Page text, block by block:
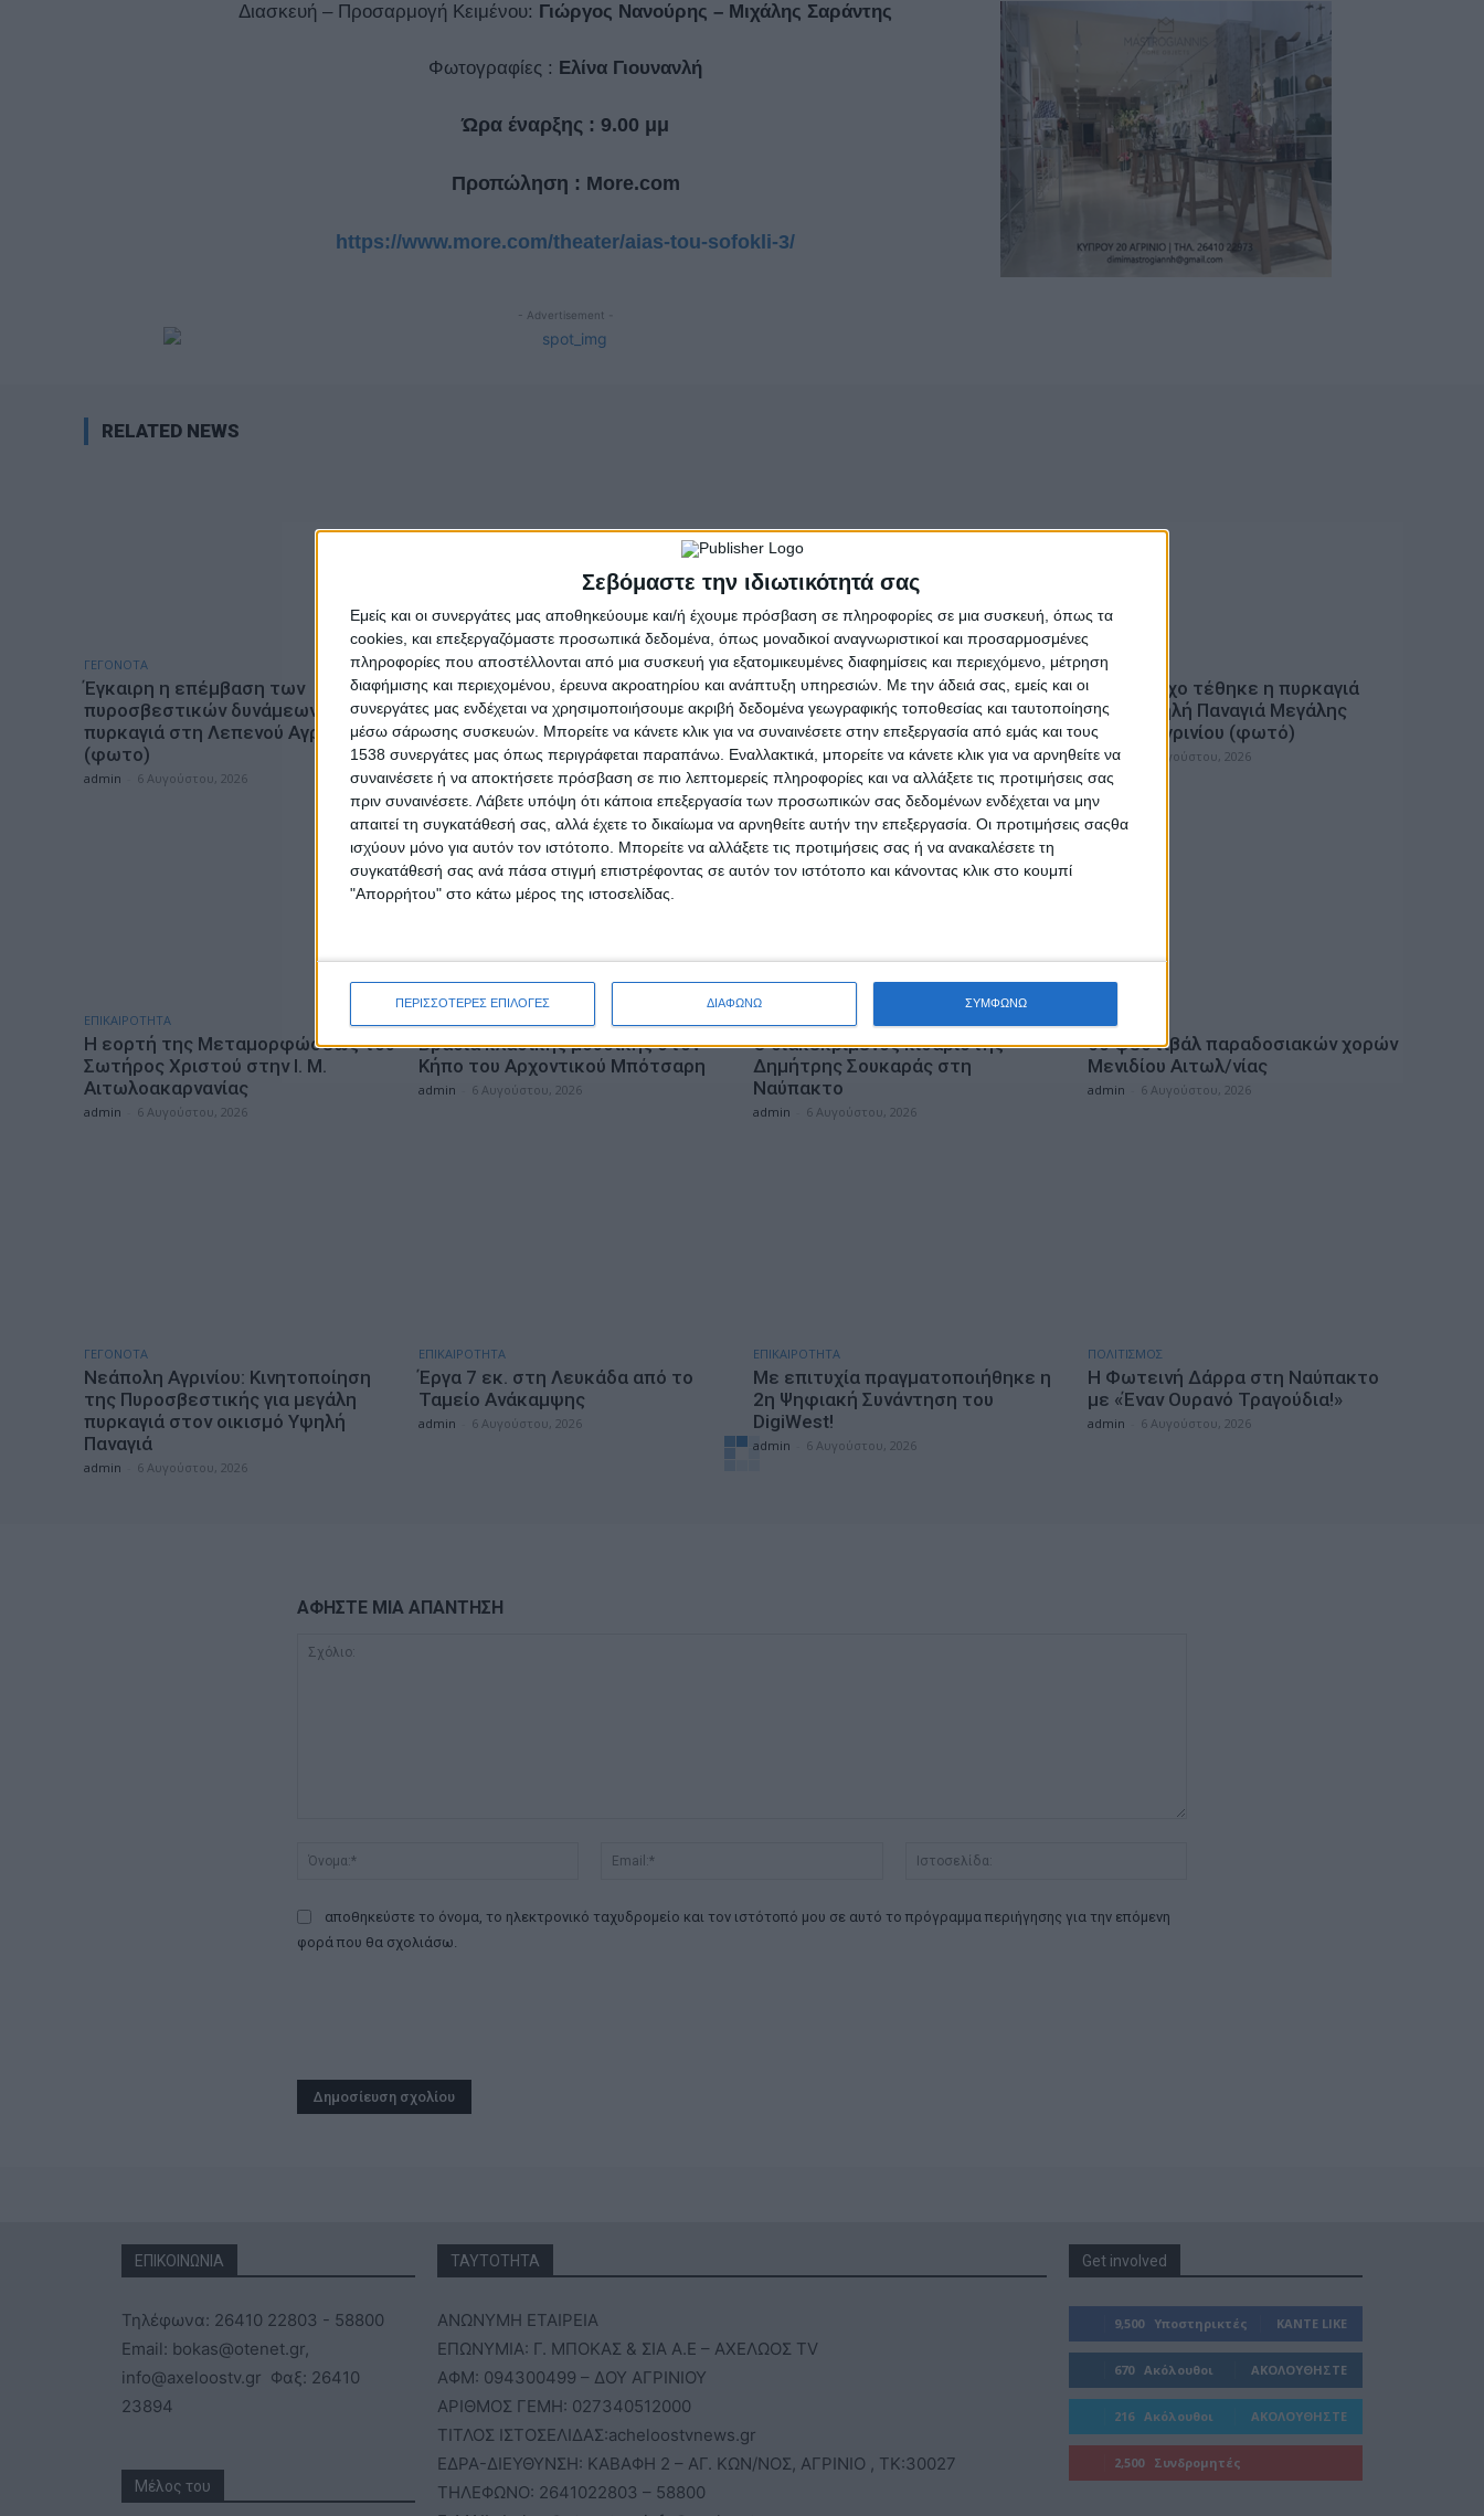
Σεβόμαστε την ιδιωτικότητά σας
Εμείς και οι συνεργάτες μας αποθηκεύουμε και/ή έχουμε πρόσβαση σε πληροφορίες σε μια συσκευή, όπως τα
cookies, και επεξεργαζόμαστε προσωπικά δεδομένα, όπως μοναδικοί αναγνωριστικοί και προσαρμοσμένες
πληροφορίες που αποστέλλονται από μια συσκευή για εξατομικευμένες διαφημίσεις και περιεχόμενο, μέτρηση
διαφήμισης και περιεχομένου, έρευνα ακροατηρίου και ανάπτυξη υπηρεσιών. Με την άδειά σας, εμείς και οι
συνεργάτες μας ενδέχεται να χρησιμοποιήσουμε ακριβή δεδομένα γεωγραφικής τοποθεσίας και ταυτοποίησης
μέσω σάρωσης συσκευών. Μπορείτε να κάνετε κλικ για να συναινέσετε στην επεξεργασία από εμάς και τους
1538 συνεργάτες μας όπως περιγράφεται παραπάνω. Εναλλακτικά, μπορείτε να κάνετε κλικ για να αρνηθείτε να
συναινέσετε ή να αποκτήσετε πρόσβαση σε πιο λεπτομερείς πληροφορίες και να αλλάξετε τις προτιμήσεις σας
πριν συναινέσετε. Λάβετε υπόψη ότι κάποια επεξεργασία των προσωπικών σας δεδομένων ενδέχεται να μην
απαιτεί τη συγκατάθεσή σας, αλλά έχετε το δικαίωμα να αρνηθείτε αυτήν την επεξεργασία. Οι προτιμήσεις σαςθα
ισχύουν μόνο για αυτόν τον ιστότοπο. Μπορείτε να αλλάξετε τις προτιμήσεις σας ή να ανακαλέσετε τη
συγκατάθεσή σας ανά πάσα στιγμή επιστρέφοντας σε αυτόν τον ιστότοπο και κάνοντας κλικ στο κουμπί
"Απορρήτου" στο κάτω μέρος της ιστοσελίδας.
ΠΕΡΙΣΣΟΤΕΡΕΣ ΕΠΙΛΟΓΕΣ ΔΙΑΦΩΝΩ ΣΥΜΦΩΝΩ
Διασκευή – Προσαρμογή Κειμένου: Γιώργος Νανούρης – Μιχάλης Σαράντης
Φωτογραφίες : Ελίνα Γιουνανλή
Ώρα έναρξης : 9.00 μμ
Προπώληση : More.com
https://www.more.com/theater/aias-tou-sofokli-3/
- Advertisement -
RELATED NEWS
ΓΕΓΟΝΟΤΑ
Έγκαιρη η επέμβαση των
πυροσβεστικών δυνάμεων σε
πυρκαγιά στη Λεπενού Αγρινίου
(φωτο)
admin 6 Αυγούστου, 2026
ΟΡΘΟΔΟΞΙΑ
“Το Μήνυμα της Παναγίας” του π.
Δημητρίου Μπόκου
admin - 6 Αυγούστου, 2026
ΠΟΛΙΤΙΚΗ
ΝΙΚΗ: Πάνω από 500 εκατ. ευρώ σε
μισθώσεις εναέριων μέσων
πυρόσβεσης – Γιατί δεν
αποκτήθηκε εθνικός στόλος;
admin - 6 Αυγούστου, 2026
ΓΕΓΟΝΟΤΑ
Υπό έλεγχο τέθηκε η πυρκαγιά
στην Υψηλή Παναγιά Μεγάλης
Χώρας Αγρινίου (φωτό)
admin 6 Αυγούστου, 2026
ΕΠΙΚΑΙΡΟΤΗΤΑ
Η εορτή της Μεταμορφώσεως του
Σωτήρος Χριστού στην Ι. Μ.
Αιτωλοακαρνανίας
admin 6 Αυγούστου, 2026
Βραδιά κλασικής μουσικής στον
Κήπο του Αρχοντικού Μπότσαρη
admin 6 Αυγούστου, 2026
Ο διακεκριμένος κιθαριστής
Δημήτρης Σουκαράς στη
Ναύπακτο
admin 6 Αυγούστου, 2026
6ο φεστιβάλ παραδοσιακών χορών
Μενιδίου Αιτωλ/νίας
admin 6 Αυγούστου, 2026
ΓΕΓΟΝΟΤΑ
Νεάπολη Αγρινίου: Κινητοποίηση
της Πυροσβεστικής για μεγάλη
πυρκαγιά στον οικισμό Υψηλή
Παναγιά
admin 6 Αυγούστου, 2026
ΕΠΙΚΑΙΡΟΤΗΤΑ
Έργα 7 εκ. στη Λευκάδα από το
Ταμείο Ανάκαμψης
admin 6 Αυγούστου, 2026
ΕΠΙΚΑΙΡΟΤΗΤΑ
Με επιτυχία πραγματοποιήθηκε η
2η Ψηφιακή Συνάντηση του
DigiWest!
admin 6 Αυγούστου, 2026
ΠΟΛΙΤΙΣΜΟΣ
Η Φωτεινή Δάρρα στη Ναύπακτο
με «Έναν Ουρανό Τραγούδια!»
admin 6 Αυγούστου, 2026
ΑΦΗΣΤΕ ΜΙΑ ΑΠΑΝΤΗΣΗ
Όνομα:*
Email:*
αποθηκεύστε το όνομα, το ηλεκτρονικό ταχυδρομείο και τον ιστότοπό μου σε αυτό το πρόγραμμα περιήγησης για την επόμενη
φορά που θα σχολιάσω.
ΕΠΙΚΟΙΝΩΝΙΑ
Τηλέφωνα: 26410 22803 - 58800
Email: bokas@otenet.gr,
info@axeloostv.gr Φαξ: 26410
23894
Μέλος του
ΤΑΥΤΟΤΗΤΑ
ΑΝΩΝΥΜΗ ΕΤΑΙΡΕΙΑ
ΕΠΩΝΥΜΙΑ: Γ. ΜΠΟΚΑΣ & ΣΙΑ Α.Ε – ΑΧΕΛΩΟΣ TV
ΑΦΜ: 094300499 – ΔΟΥ ΑΓΡΙΝΙΟΥ
ΑΡΙΘΜΟΣ ΓΕΜΗ: 027340512000
ΤΙΤΛΟΣ ΙΣΤΟΣΕΛΙΔΑΣ:acheloostvnews.gr
ΕΔΡΑ-ΔΙΕΥΘΥΝΣΗ: ΚΑΒΑΦΗ 2 – ΑΓ. ΚΩΝ/ΝΟΣ, ΑΓΡΙΝΙΟ , ΤΚ:30027
ΤΗΛΕΦΩΝΟ: 2641022803 – 58800
Get involved
9,500 Υποστηρικτές ΚΆΝΤΕ LIKE
670 Ακόλουθοι ΑΚΟΛΟΥΘΉΣΤΕ
216 Ακόλουθοι ΑΚΟΛΟΥΘΉΣΤΕ
2,500 Συνδρομητές